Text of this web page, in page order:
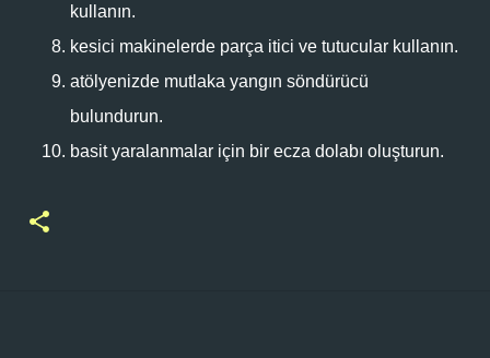
kullanın.
kesici makinelerde parça itici ve tutucular kullanın.
atölyenizde mutlaka yangın söndürücü
bulundurun.
basit yaralanmalar için bir ecza dolabı oluşturun.